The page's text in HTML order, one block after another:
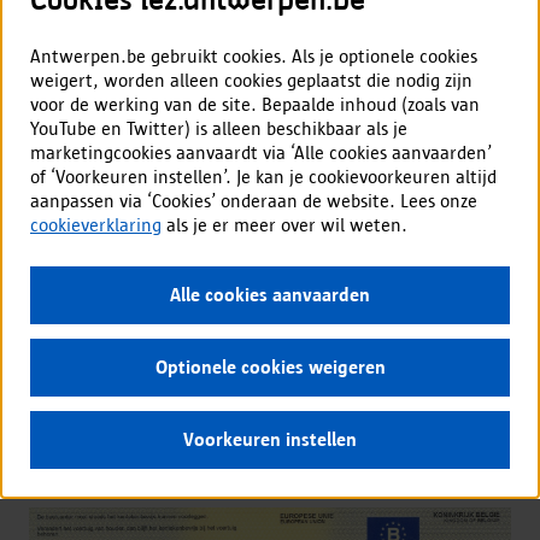
Voor prioritaire voertuigen (ambulances,
voertuigen voor professioneel vervoer van personen met
een handicap, uitzonderlijk vervoer en mobiele kranen
gelden andere voorwaarden die niet opgenomen zijn in de
test.
Je vindt meer informatie over de toegangsvoorwaarden
op
www.sna.be/LEZ.
Je gegevens worden behandeld volgens deprivacy
voorwaarden.
Check je voertuig
Info
Antwerpen.be gebruikt cookies. Als je optionele cookies
weigert, worden alleen cookies geplaatst die nodig zijn
voor de werking van de site. Bepaalde inhoud (zoals van
YouTube en Twitter) is alleen beschikbaar als je
marketingcookies aanvaardt via ‘Alle cookies aanvaarden’
of ‘Voorkeuren instellen’. Je kan je cookievoorkeuren altijd
aanpassen via ‘Cookies’ onderaan de website. Lees onze
cookieverklaring als je er meer over wil weten.
Alle cookies aanvaarden
Optionele cookies weigeren
Voorkeuren instellen